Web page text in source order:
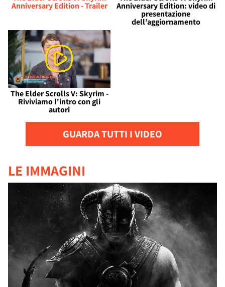
Anniversary Edition - Trailer Anniversary Edition: video di
presentazione
dell’aggiornamento
The Elder Scrolls V: Skyrim -
Riviviamo l'intro con gli
autori
GUARDA TUTTI I VIDEO
LE IMMAGINI